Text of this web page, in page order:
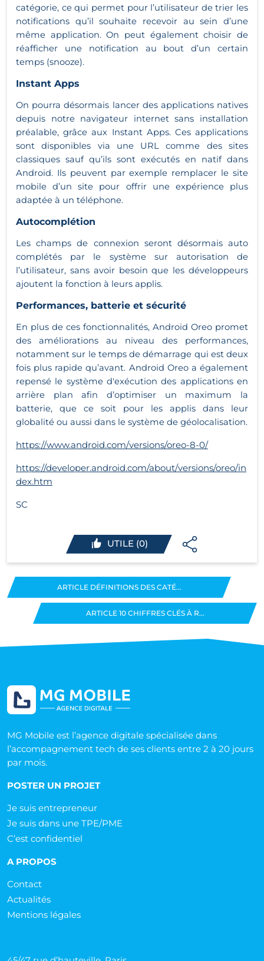
catégorie, ce qui permet pour l’utilisateur de trier les
notifications qu’il souhaite recevoir au sein d’une
même application. On peut également choisir de
réafficher une notification au bout d’un certain
temps (snooze).
Instant Apps
On pourra désormais lancer des applications natives
depuis notre navigateur internet sans installation
préalable, grâce aux Instant Apps. Ces applications
sont disponibles via une URL comme des sites
classiques sauf qu’ils sont exécutés en natif dans
Android. Ils peuvent par exemple remplacer le site
mobile d’un site pour offrir une expérience plus
adaptée à un téléphone.
Autocomplétion
Les champs de connexion seront désormais auto
complétés par le système sur autorisation de
l’utilisateur, sans avoir besoin que les développeurs
ajoutent la fonction à leurs applis.
Performances, batterie et sécurité
En plus de ces fonctionnalités, Android Oreo promet
des améliorations au niveau des performances,
notamment sur le temps de démarrage qui est deux
fois plus rapide qu’avant. Android Oreo a également
repensé le système d'exécution des applications en
arrière plan afin d’optimiser un maximum la
batterie, que ce soit pour les applis dans leur
globalité ou aussi dans le système de géolocalisation.
https://www.android.com/versions/oreo-8-0/
https://developer.android.com/about/versions/oreo/in
dex.htm
SC
UTILE (0)
ARTICLE DÉFINITIONS DES CATÉ...
ARTICLE 10 CHIFFRES CLÉS À R...
MG Mobile est l’agence digitale spécialisée dans
l’accompagnement tech de ses clients entre 2 à 20 jours
par mois.
POSTER UN PROJET
Je suis entrepreneur
Je suis dans une TPE/PME
C’est confidentiel
A PROPOS
Contact
Actualités
Mentions légales